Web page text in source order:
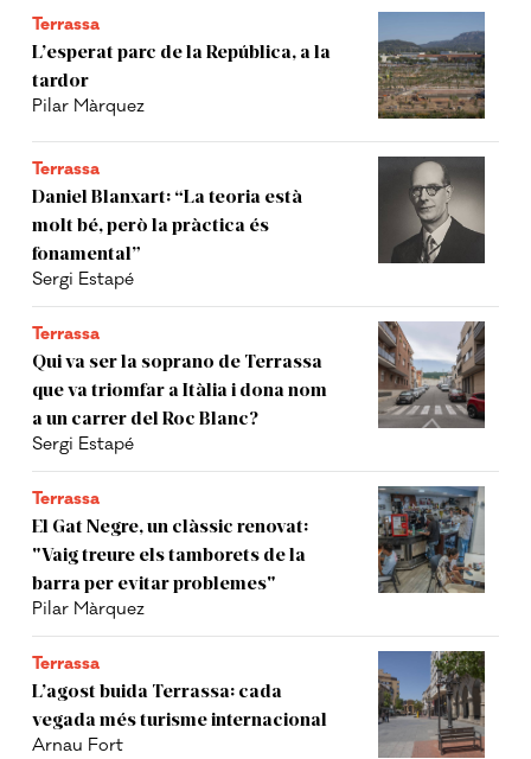
Terrassa
L’esperat parc de la República, a la
tardor
Pilar Màrquez
Terrassa
Daniel Blanxart: “La teoria està
molt bé, però la pràctica és
fonamental”
Sergi Estapé
Terrassa
Qui va ser la soprano de Terrassa
que va triomfar a Itàlia i dona nom
a un carrer del Roc Blanc?
Sergi Estapé
Terrassa
El Gat Negre, un clàssic renovat:
"Vaig treure els tamborets de la
barra per evitar problemes"
Pilar Màrquez
Terrassa
L’agost buida Terrassa: cada
vegada més turisme internacional
Arnau Fort